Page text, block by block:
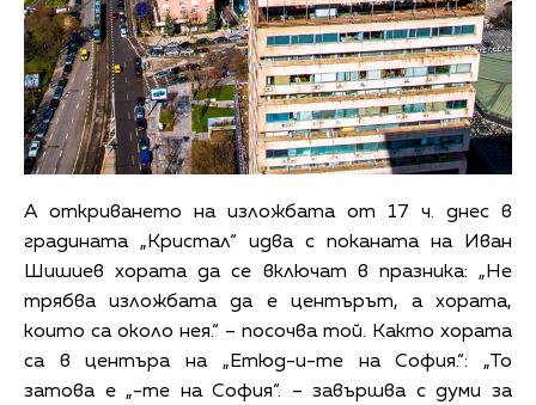
А откриването на изложбата от 17 ч. днес в
градината „Кристал“ идва с поканата на Иван
Шишиев хората да се включат в празника: „Не
трябва изложбата да е центърът, а хората,
които са около нея.“ – посочва той. Както хората
са в центъра на „Етюд-и-те на София.“: „То
затова е „-те на София“. – завършва с думи за